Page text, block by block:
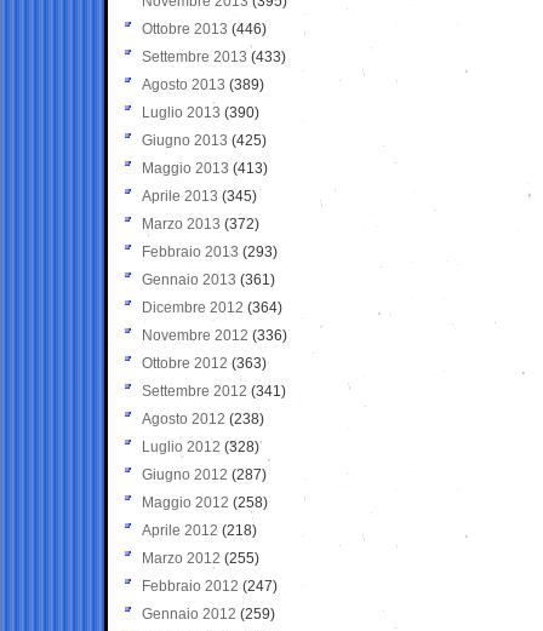
Ottobre 2013 (446)
Settembre 2013 (433)
Agosto 2013 (389)
Luglio 2013 (390)
Giugno 2013 (425)
Maggio 2013 (413)
Aprile 2013 (345)
Marzo 2013 (372)
Febbraio 2013 (293)
Gennaio 2013 (361)
Dicembre 2012 (364)
Novembre 2012 (336)
Ottobre 2012 (363)
Settembre 2012 (341)
Agosto 2012 (238)
Luglio 2012 (328)
Giugno 2012 (287)
Maggio 2012 (258)
Aprile 2012 (218)
Marzo 2012 (255)
Febbraio 2012 (247)
Gennaio 2012 (259)